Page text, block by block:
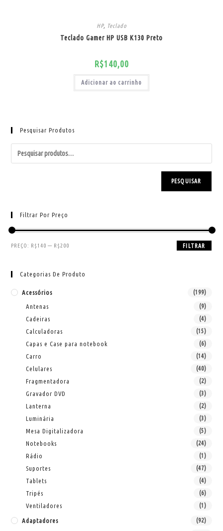
HP, Teclado
Teclado Gamer HP USB K130 Preto
R$140,00
Adicionar ao carrinho
Pesquisar Produtos
PESQUISAR
Filtrar Por Preço
FILTRAR
PREÇO: R$140 — R$200
Categorias De Produto
Acessórios (199)
Antenas (9)
Cadeiras (4)
Calculadoras (15)
Capas e Case para notebook (6)
Carro (14)
Celulares (40)
Fragmentadora (2)
Gravador DVD (3)
Lanterna (2)
Luminária (3)
Mesa Digitalizadora (5)
Notebooks (24)
Rádio (1)
Suportes (47)
Tablets (4)
Tripés (6)
Ventiladores (1)
Adaptadores (92)